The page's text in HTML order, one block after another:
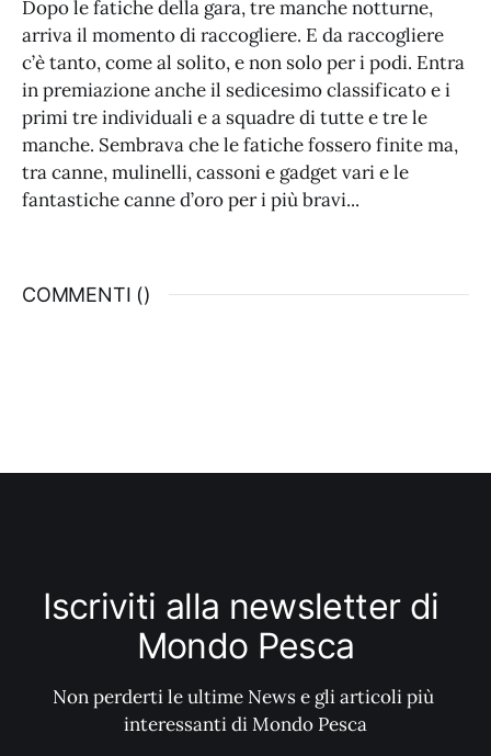
Dopo le fatiche della gara, tre manche notturne,
arriva il momento di raccogliere. E da raccogliere
c’è tanto, come al solito, e non solo per i podi. Entra
in premiazione anche il sedicesimo classificato e i
primi tre individuali e a squadre di tutte e tre le
manche. Sembrava che le fatiche fossero finite ma,
tra canne, mulinelli, cassoni e gadget vari e le
fantastiche canne d’oro per i più bravi...
COMMENTI ()
Iscriviti alla newsletter di
Mondo Pesca
Non perderti le ultime News e gli articoli più
interessanti di Mondo Pesca